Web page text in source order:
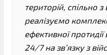
територій, спільно
реалізуємо
ефективної
24/7 на зв’язку з